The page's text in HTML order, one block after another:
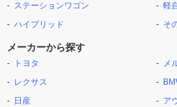
ステーションワゴン
ハイブリッド
軽
そ
メーカーから探す
トヨタ
レクサス
日産
メ
ア